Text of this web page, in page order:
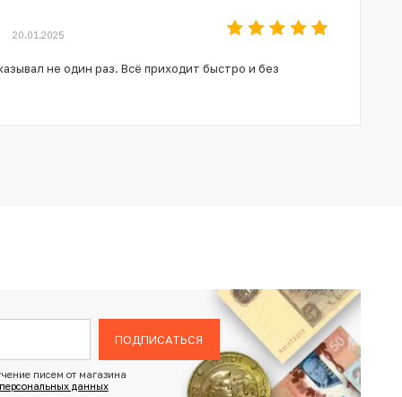
20.01.2025
не один раз. Всё приходит быстро и без
ПОДПИСАТЬСЯ
писем от магазина
данных